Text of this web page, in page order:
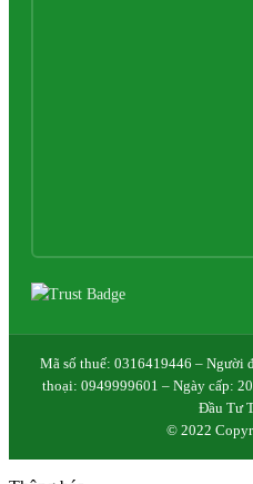
Mã số thuế: 0316419446 – Người
thoại: 0949999601 – Ngày cấp:
Đầu Tư
© 2022